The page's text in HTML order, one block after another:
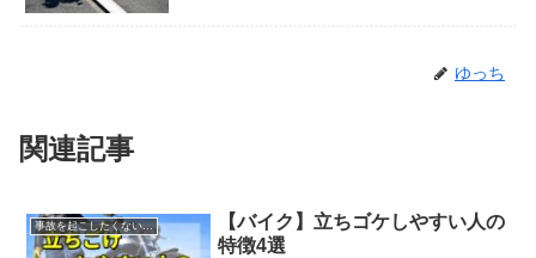
ゆっち
関連記事
事故を起こしたくない人へ
【バイク】立ちゴケしやすい人の
特徴4選